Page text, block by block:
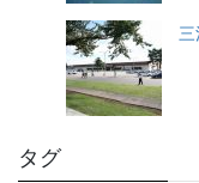
タグ